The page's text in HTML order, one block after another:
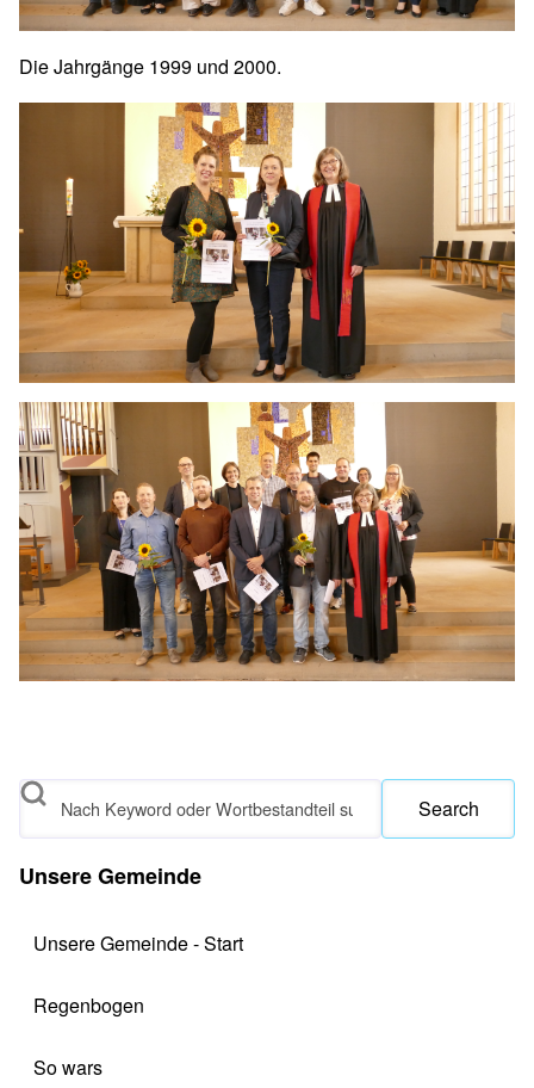
Die Jahrgänge 1999 und 2000.
Search
Unsere Gemeinde
Unsere Gemeinde - Start
Regenbogen
So wars